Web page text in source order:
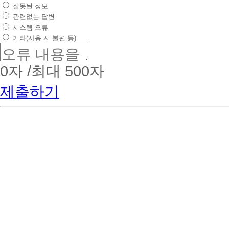
잘못된 정보
관련없는 답변
시스템 오류
기타(사용 시 불편 등)
0자 /최대 500자
제출하기